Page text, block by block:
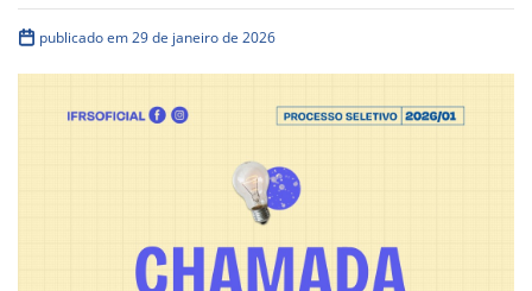
publicado em 29 de janeiro de 2026